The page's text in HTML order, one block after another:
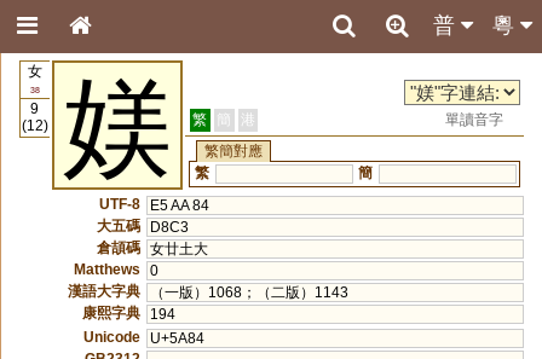
粵
普
女
38
9
(12)
媄 繁 簡 港
單讀音字
繁簡對應
繁
簡
UTF-8
E5 AA 84
大五碼
D8C3
倉頡碼 女廿土大
Matthews
0
漢語大字典
（一版）1068；（二版）1143
康熙字典
194
Unicode
U+5A84